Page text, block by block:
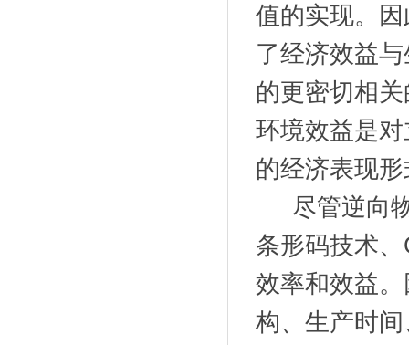
值的实现。
了经济效益
的更密切相
环境效益是
的经济表现
尽管逆向物
条形码技术
效率和效益
构、生产时